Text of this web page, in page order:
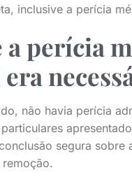
inclusive a perícia
a perícia
não havia perícia
segura sobre